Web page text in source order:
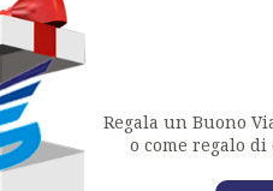
e di proporre reclamo all'Autorità
Regala un Buono
o come regalo